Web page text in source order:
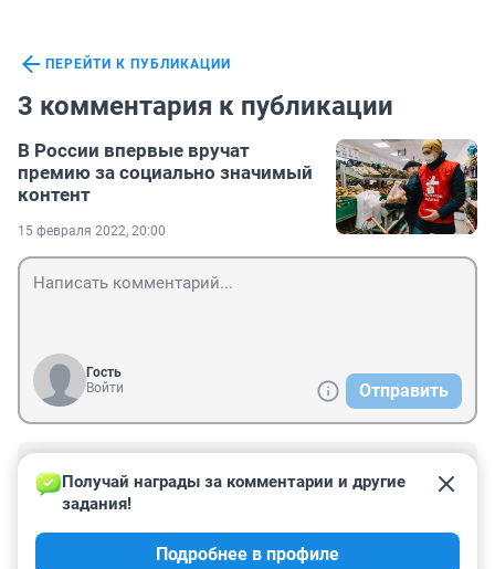
ПЕРЕЙТИ К ПУБЛИКАЦИИ
3 комментария к публикации
В России впервые вручат
премию за социально значимый
контент
15 февраля 2022, 20:00
Гость
Войти
Отправить
16 февраля 2022, 13:04
Сейчас самым значимым социальным контентом
были бы ролики на которых Жириновский агитирует
в пользу прививок.
Получай награды за комментарии и другие
задания!
Подробнее в профиле